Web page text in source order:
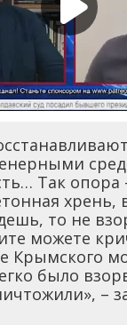
Так опора
хрень,
то не
можете
Крымского
было
–